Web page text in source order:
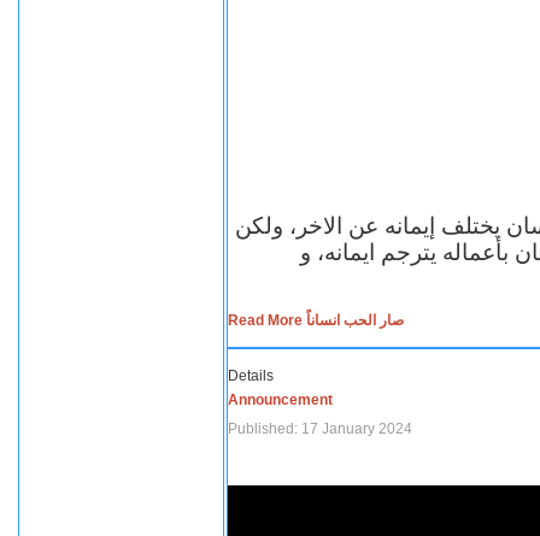
يختلف إيمانه عن الاخر، ولكن
بأعماله يترجم ايمانه، و
Read More صار الحب انساناً
Details
Announcement
Published: 17 January 2024